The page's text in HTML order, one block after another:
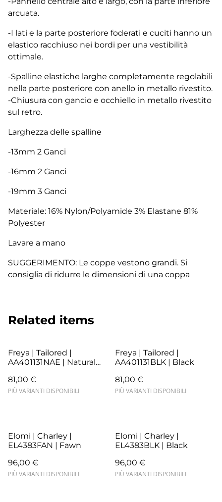
arcuata.
-I lati e la parte posteriore foderati e cuciti hanno un
elastico racchiuso nei bordi per una vestibilità
ottimale.
-Spalline elastiche larghe completamente regolabili
nella parte posteriore con anello in metallo rivestito.
-Chiusura con gancio e occhiello in metallo rivestito
sul retro.
Larghezza delle spalline
-13mm 2 Ganci
-16mm 2 Ganci
-19mm 3 Ganci
Materiale: 16% Nylon/Polyamide 3% Elastane 81%
Polyester
Lavare a mano
SUGGERIMENTO: Le coppe vestono grandi. Si
consiglia di ridurre le dimensioni di una coppa
Related items
Freya | Tailored |
AA401131NAE | Natural
81,00 €
PIÙ VARIANTI DISPONIBILI
Freya | Tailored |
AA401131BLK | Black
81,00 €
PIÙ VARIANTI DISPONIBILI
Elomi | Charley |
EL4383FAN | Fawn
96,00 €
PIÙ VARIANTI DISPONIBILI
Elomi | Charley |
EL4383BLK | Black
96,00 €
PIÙ VARIANTI DISPONIBILI